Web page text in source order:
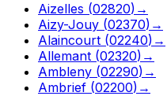
Aizelles (02820) →
Aizy-Jouy (02370) →
Alaincourt (02240) →
Allemant (02320) →
Ambleny (02290) →
Ambrief (02200) →